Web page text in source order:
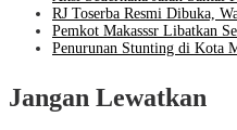
RJ Toserba Resmi Dibuka,
Pemkot Makasssr Libatkan
Penurunan Stunting di Kota
Jangan Lewatkan